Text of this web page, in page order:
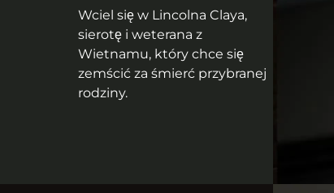
Wciel się w Lincolna Claya,
sierotę i weterana z
Wietnamu, który chce się
zemścić za śmierć przybranej
rodziny.